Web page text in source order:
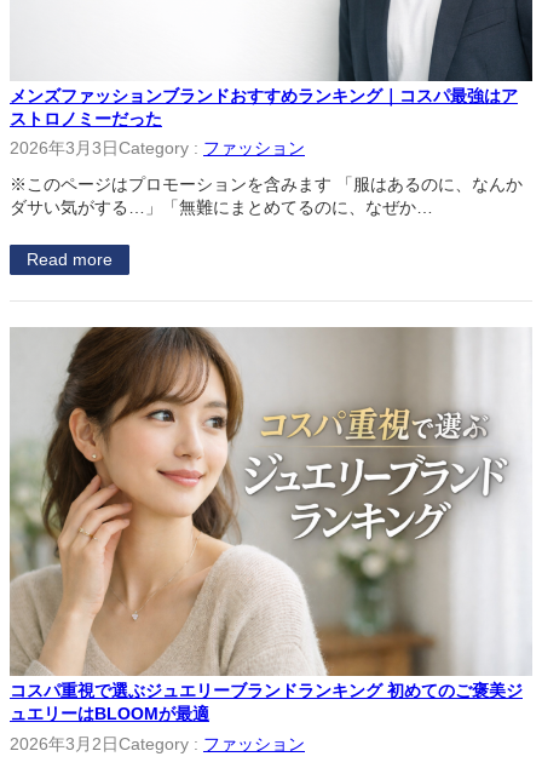
メンズファッションブランドおすすめランキング｜コスパ最強はア
ストロノミーだった
2026年3月3日Category : ファッション
※このページはプロモーションを含みます 「服はあるのに、なんか
ダサい気がする…」「無難にまとめてるのに、なぜか…
Read more
コスパ重視で選ぶジュエリーブランドランキング 初めてのご褒美ジ
ュエリーはBLOOMが最適
2026年3月2日Category : ファッション